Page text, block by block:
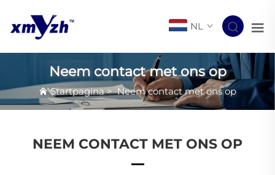
NL
Neem contact met ons op
Startpagina>Neem contact met ons op
NEEM CONTACT MET ONS OP